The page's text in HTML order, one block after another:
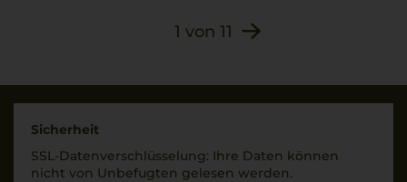
1 von 11
Sicherheit
SSL-Daten­verschlüs­selung: Ihre Daten können
nicht von Unbe­fugten gelesen werden.